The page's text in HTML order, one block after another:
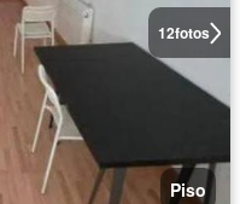
12fotos
Piso